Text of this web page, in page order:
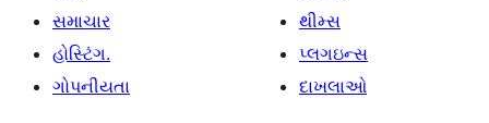
સમાચાર
હોસ્ટિંગ.
ગોપનીયતા
થીમ્સ
પ્લગઇન્સ
દાખલાઓ